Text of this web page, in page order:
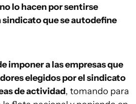
lo hacen por sentirse
sindicato que se autodefine
imponer a las empresas que
elegidos por el sindicato
de actividad, tomando para